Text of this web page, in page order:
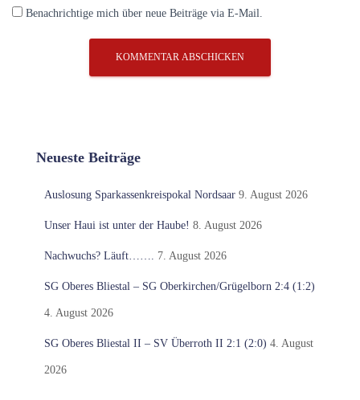
Benachrichtige mich über neue Beiträge via E-Mail.
Neueste Beiträge
Auslosung Sparkassenkreispokal Nordsaar 9. August 2026
Unser Haui ist unter der Haube! 8. August 2026
Nachwuchs? Läuft……. 7. August 2026
SG Oberes Bliestal – SG Oberkirchen/Grügelborn 2:4 (1:2)
4. August 2026
SG Oberes Bliestal II – SV Überroth II 2:1 (2:0) 4. August
2026